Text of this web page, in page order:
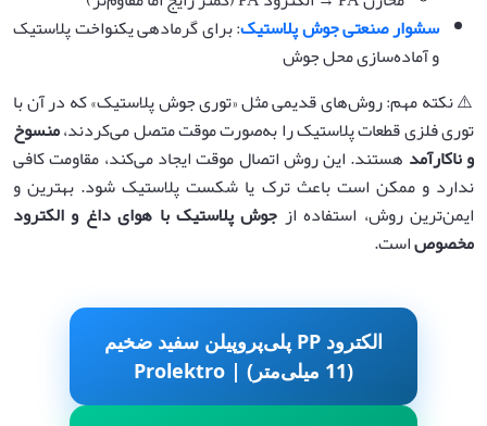
سشوار صنعتی جوش پلاستیک: برای گرمادهی یکنواخت پلاستیک
و آماده‌سازی محل جوش
⚠️ نکته مهم: روش‌های قدیمی مثل «توری جوش پلاستیک» که در آن با
توری فلزی قطعات پلاستیک را به‌صورت موقت متصل می‌کردند،منسوخ
و ناکارآمد هستند. این روش اتصال موقت ایجاد می‌کند، مقاومت کافی
ندارد و ممکن است باعث ترک یا شکست پلاستیک شود. بهترین و
ایمن‌ترین روش، استفاده از جوش پلاستیک با هوای داغ و الکترود
مخصوصاست.
الکترود PP پلی‌پروپیلن سفید ضخیم
(11 میلی‌متر) | Prolektro